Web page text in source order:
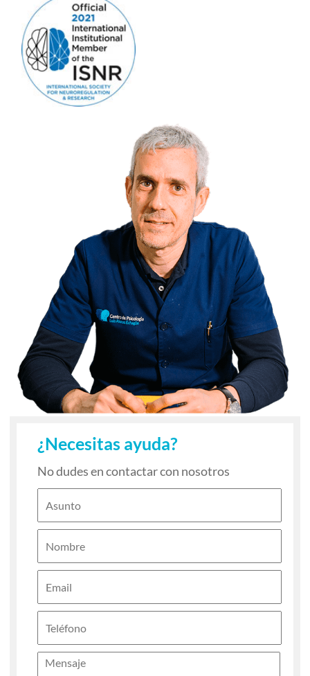
¿Necesitas ayuda?
No dudes en contactar con nosotros